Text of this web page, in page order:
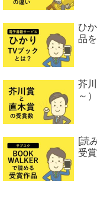
ひ
品
芥
～）
[読
受